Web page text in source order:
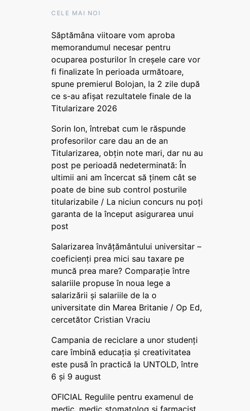
CELE MAI NOI
Săptămâna viitoare vom aproba
memorandumul necesar pentru
ocuparea posturilor în creșele care vor
fi finalizate în perioada următoare,
spune premierul Bolojan, la 2 zile după
ce s-au afișat rezultatele finale de la
Titularizare 2026
Sorin Ion, întrebat cum le răspunde
profesorilor care dau an de an
Titularizarea, obțin note mari, dar nu au
post pe perioadă nedeterminată: În
ultimii ani am încercat să ținem cât se
poate de bine sub control posturile
titularizabile / La niciun concurs nu poți
garanta de la început asigurarea unui
post
Salarizarea învățământului universitar –
coeficienți prea mici sau taxare pe
muncă prea mare? Comparație între
salariile propuse în noua lege a
salarizării și salariile de la o
universitate din Marea Britanie / Op Ed,
cercetător Cristian Vraciu
Campania de reciclare a unor studenți
care îmbină educația și creativitatea
este pusă în practică la UNTOLD, între
6 și 9 august
OFICIAL Regulile pentru examenul de
medic, medic stomatolog și farmacist